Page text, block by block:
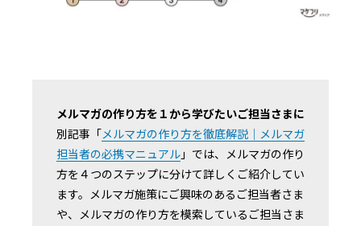
メルマガの作り方を１から学びたいご担当さまに
別記事「メルマガの作り方を徹底解説｜メルマガ
担当者の必携マニュアル 」では、メルマガの作り
方を４つのステップに分けて詳しくご紹介してい
ます。メルマガ施策にご興味のあるご担当者さま
や、メルマガの作り方を模索しているご担当さま